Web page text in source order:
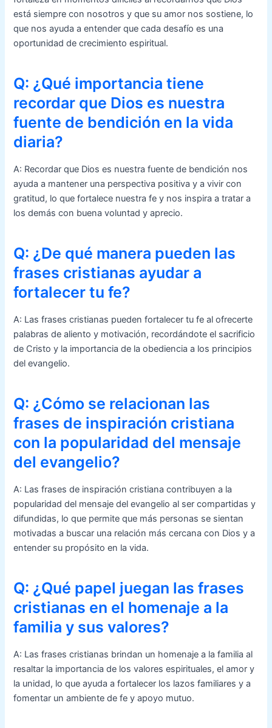
está siempre con nosotros y que su amor nos sostiene, lo
que nos ayuda a entender que cada desafío es una
oportunidad de crecimiento espiritual.
Q: ¿Qué importancia tiene
recordar que Dios es nuestra
fuente de bendición en la vida
diaria?
A: Recordar que Dios es nuestra fuente de bendición nos
ayuda a mantener una perspectiva positiva y a vivir con
gratitud, lo que fortalece nuestra fe y nos inspira a tratar a
los demás con buena voluntad y aprecio.
Q: ¿De qué manera pueden las
frases cristianas ayudar a
fortalecer tu fe?
A: Las frases cristianas pueden fortalecer tu fe al ofrecerte
palabras de aliento y motivación, recordándote el sacrificio
de Cristo y la importancia de la obediencia a los principios
del evangelio.
Q: ¿Cómo se relacionan las
frases de inspiración cristiana
con la popularidad del mensaje
del evangelio?
A: Las frases de inspiración cristiana contribuyen a la
popularidad del mensaje del evangelio al ser compartidas y
difundidas, lo que permite que más personas se sientan
motivadas a buscar una relación más cercana con Dios y a
entender su propósito en la vida.
Q: ¿Qué papel juegan las frases
cristianas en el homenaje a la
familia y sus valores?
A: Las frases cristianas brindan un homenaje a la familia al
resaltar la importancia de los valores espirituales, el amor y
la unidad, lo que ayuda a fortalecer los lazos familiares y a
fomentar un ambiente de fe y apoyo mutuo.